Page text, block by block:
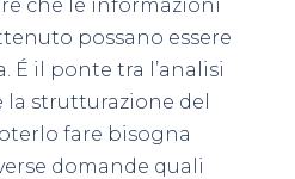
che le informazioni
possano essere
É il ponte tra l’analisi
la strutturazione del
fare bisogna
domande quali